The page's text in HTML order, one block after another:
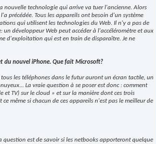
technologie qui arrive va tuer l'ancienne. Alors
précédée. Tous les appareils ont besoin d'un système
qui utilisent les technologies du Web. Il n'y a pas de
développeur Web peut accéder à l'accéléromètre et aux
d'exploitation qui est en train de disparaître. Je ne
du nouvel iPhone. Que fait Microsoft?
les téléphones dans le futur auront un écran tactile, un
La vraie question à se poser est donc : comment
et TV) sur le cloud » et sur la manière dont ces trois
même si chacun de ces appareils n'est pas le meilleur de
est de savoir si les netbooks apporteront quelque